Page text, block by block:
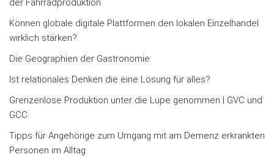
der Fahrradproduktion
Können globale digitale Plattformen den lokalen Einzelhandel
wirklich stärken?
Die Geographien der Gastronomie
Ist relationales Denken die eine Lösung für alles?
Grenzenlose Produktion unter die Lupe genommen | GVC und
GCC
Tipps für Angehörige zum Umgang mit am Demenz erkrankten
Personen im Alltag